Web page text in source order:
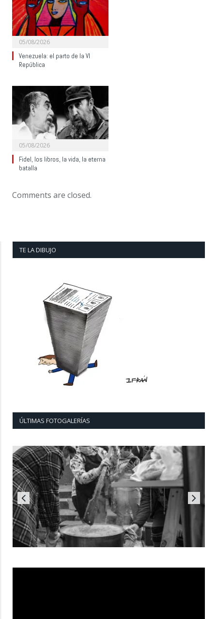
05/08/2026
Venezuela: el parto de la VI
República
05/08/2026
Fidel, los libros, la vida, la eterna
batalla
Comments are closed.
TE LA DIBUJO
ÚLTIMAS FOTOGALERÍAS